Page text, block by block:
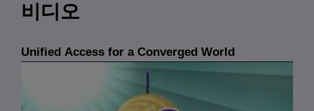
비디오
Unified Access for a Converged World